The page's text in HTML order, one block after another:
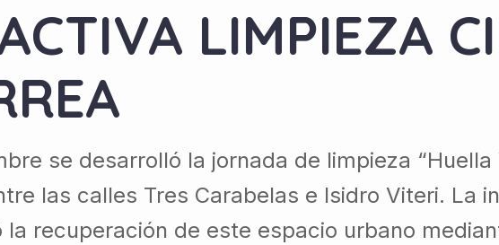
LIMPIEZA
se desarrolló la jornada de limpieza “Huella
las calles Tres Carabelas e Isidro Viteri. La
recuperación de este espacio urbano